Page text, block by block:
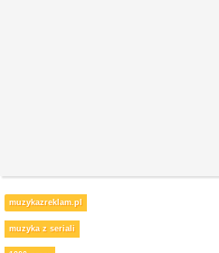
muzykazreklam.pl
muzyka z seriali